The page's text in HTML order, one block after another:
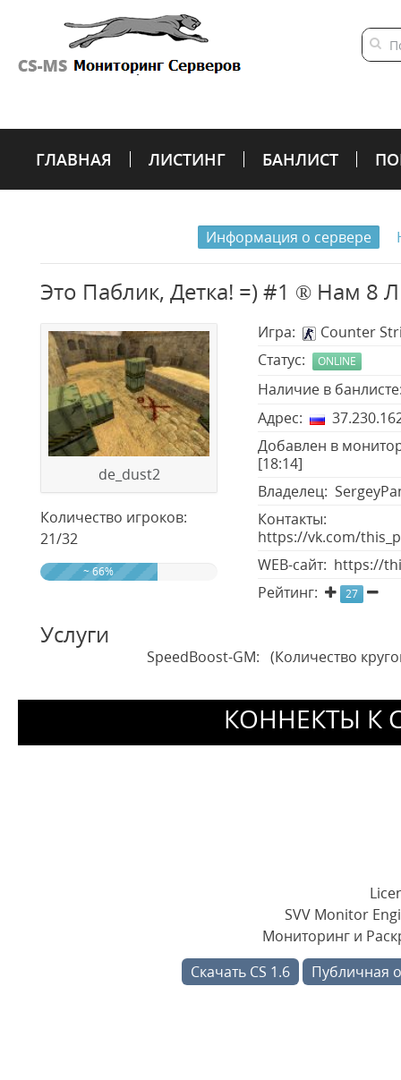
ГЛАВНАЯ ЛИСТИНГ БАНЛИСТ
Информация о сервере
Это Паблик, Детка! =) #1 ® Нам 8
de_dust2
Количество игроков:
21/32
~ 66%
Игра:
Counter
Статус: ONLINE
Наличие в
Адрес:
Добавлен в
[18:14]
Владелец:
Контакты:
https://vk.com/
WEB-сайт: https://
Рейтинг:
27
Услуги
SpeedBoost-GM: (Количество
КОННЕКТЫ К
SVV Monitor
Мониторинг и
Скачать CS 1.6
Публичная